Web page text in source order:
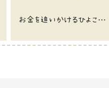
お金を追いかけるひよこのイラスト